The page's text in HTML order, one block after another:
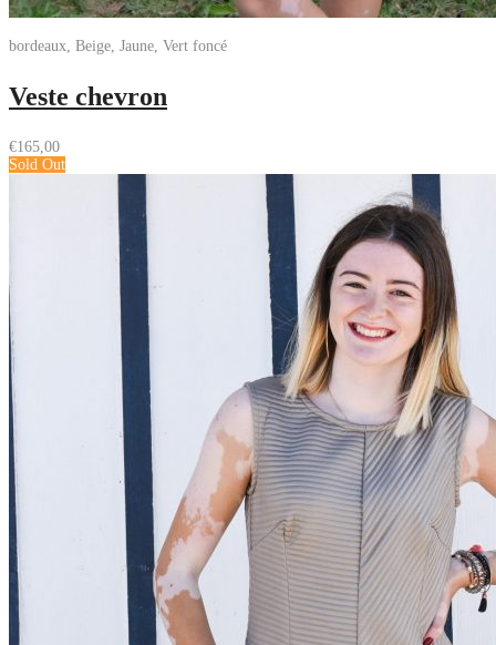
bordeaux, Beige, Jaune, Vert foncé
Veste chevron
€165,00
Sold Out